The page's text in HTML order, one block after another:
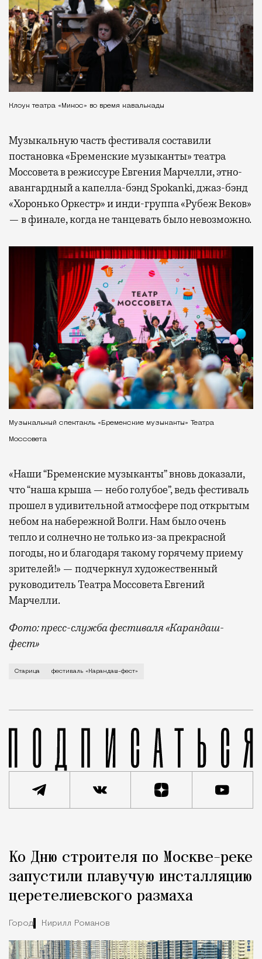
Клоун театра «Микос» во время кавалькады
Музыкальную часть фестиваля составили
постановка «Бременские музыканты» театра
Моссовета в режиссуре Евгения Марчелли, этно-
авангардный а капелла-бэнд Spokanki, джаз-бэнд
«Хоронько Оркестр» и инди-группа «Рубеж Веков»
— в финале, когда не танцевать было невозможно.
Музыкальный спектакль «Бременские музыканты» Театра
Моссовета
«Наши “Бременские музыканты” вновь доказали,
что “наша крыша — небо голубое”, ведь фестиваль
прошел в удивительной атмосфере под открытым
небом на набережной Волги. Нам было очень
тепло и солнечно не только из-за прекрасной
погоды, но и благодаря такому горячему приему
зрителей!» — подчеркнул художественный
руководитель Театра Моссовета Евгений
Марчелли.
Фото: пресс-служба фестиваля «Карандаш-
фест»
В минувший уикенд маленькая Старица в
Старица фестиваль «Карандаш-фест»
Город
Ко Дню строителя по Москве-реке
запустили плавучую инсталляцию
церетелиевского размаха
Город Кирилл Романов